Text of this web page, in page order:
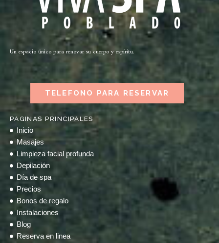
Un espacio único para renovar su cuerpo y espíritu.
TELEFONO PARA RESERVAR
PAGINAS PRINCIPALES
Inicio
Masajes
Limpieza facial profunda
Depilación
Día de spa
Precios
Bonos de regalo
Instalaciones
Blog
Reserva en linea